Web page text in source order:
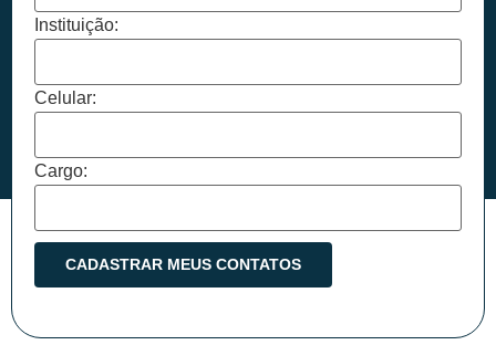
Instituição:
Celular:
Cargo: